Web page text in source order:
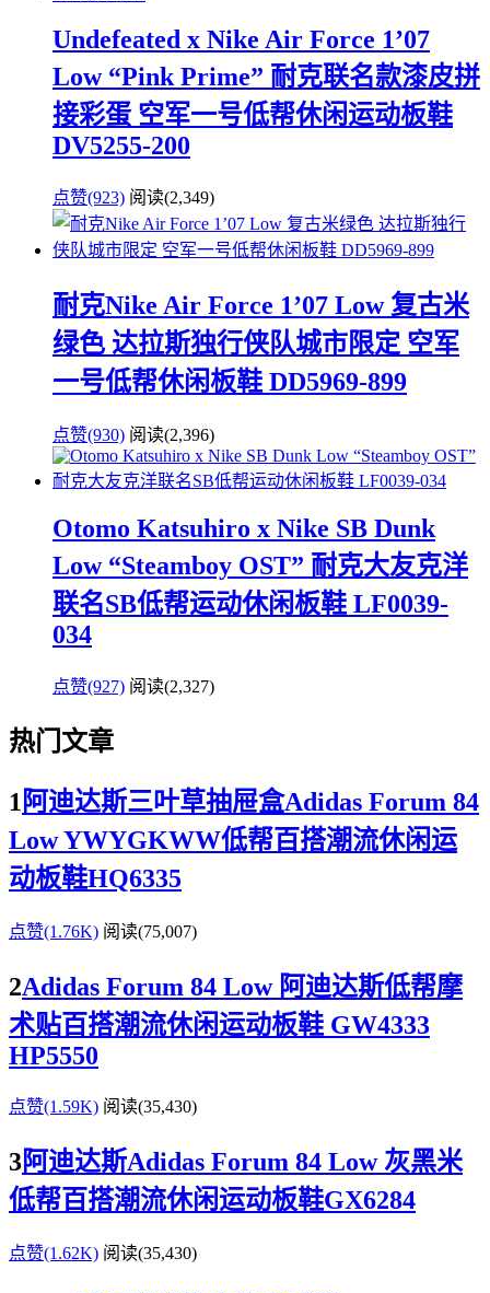
Undefeated x Nike Air Force 1’07
Low “Pink Prime” 耐克联名款漆皮拼
接彩蛋 空军一号低帮休闲运动板鞋
DV5255-200
点赞(923) 阅读(2,349)
耐克Nike Air Force 1’07 Low 复古米
绿色 达拉斯独行侠队城市限定 空军
一号低帮休闲板鞋 DD5969-899
点赞(930) 阅读(2,396)
Otomo Katsuhiro x Nike SB Dunk
Low “Steamboy OST” 耐克大友克洋
联名SB低帮运动休闲板鞋 LF0039-
034
点赞(927) 阅读(2,327)
热门文章
1 阿迪达斯三叶草抽屉盒Adidas Forum 84
Low YWYGKWW低帮百搭潮流休闲运
动板鞋HQ6335
点赞(1.76K) 阅读(75,007)
2Adidas Forum 84 Low 阿迪达斯低帮摩
术贴百搭潮流休闲运动板鞋 GW4333
HP5550
点赞(1.59K) 阅读(35,430)
3阿迪达斯Adidas Forum 84 Low 灰黑米
低帮百搭潮流休闲运动板鞋GX6284
点赞(1.62K) 阅读(35,430)